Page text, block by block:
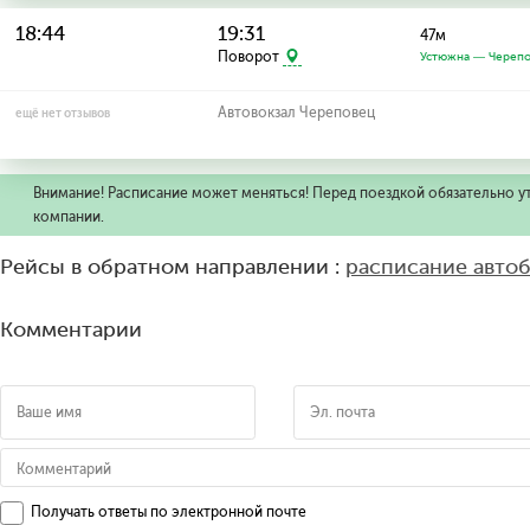
18:44 19:31
Поворот
47м
Устюжна —
ещё нет отзывов Автовокзал Череповец
Внимание! Расписание может меняться! Перед поездкой обязательно
компании.
Рейсы в обратном направлении : расписание
Комментарии
Получать ответы по электронной почте